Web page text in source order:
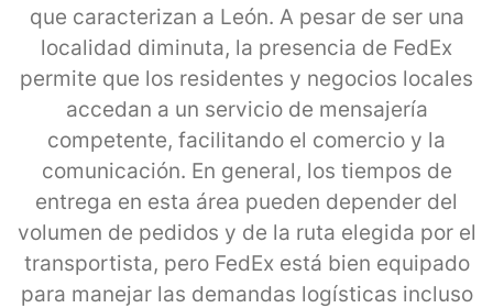
que caracterizan a León. A pesar de ser una
localidad diminuta, la presencia de FedEx
permite que los residentes y negocios locales
accedan a un servicio de mensajería
competente, facilitando el comercio y la
comunicación. En general, los tiempos de
entrega en esta área pueden depender del
volumen de pedidos y de la ruta elegida por el
transportista, pero FedEx está bien equipado
para manejar las demandas logísticas incluso